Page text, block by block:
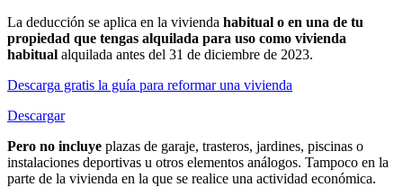
La deducción se aplica en la vivienda habitual o en una de tu
propiedad que tengas alquilada para uso como vivienda
habitual alquilada antes del 31 de diciembre de 2023.
Descarga gratis la guía para reformar una vivienda
Descargar
Pero no incluye plazas de garaje, trasteros, jardines, piscinas o
instalaciones deportivas u otros elementos análogos. Tampoco en la
parte de la vivienda en la que se realice una actividad económica.